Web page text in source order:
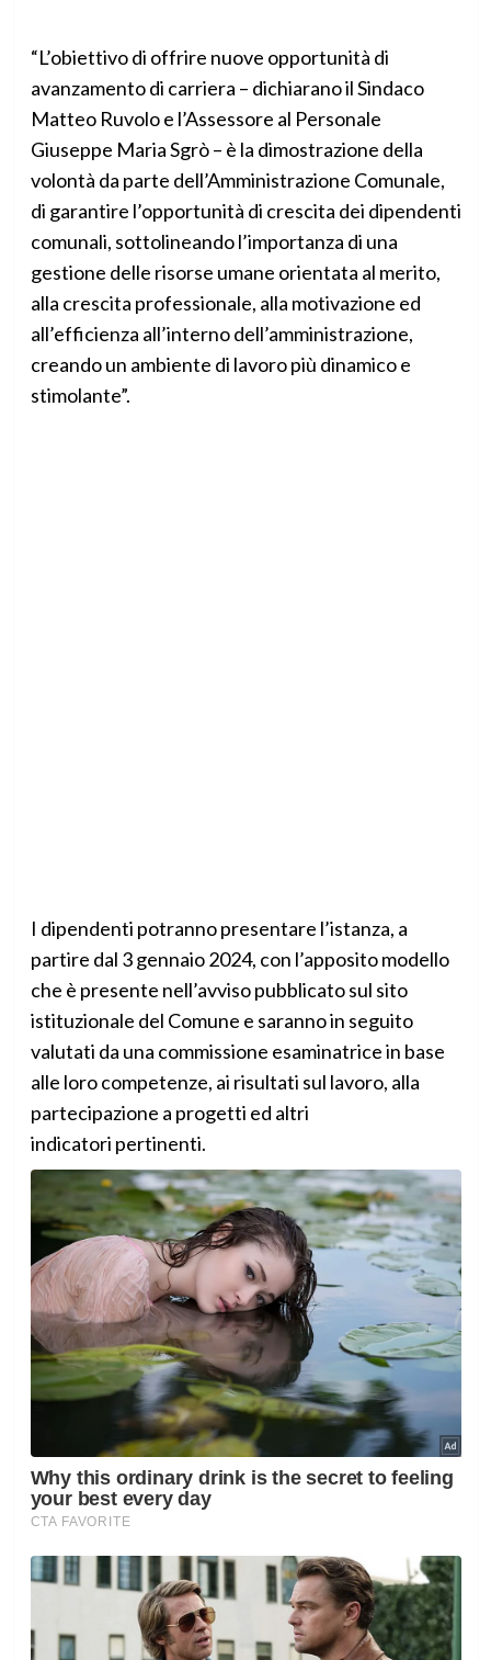
“L’obiettivo di offrire nuove opportunità di
avanzamento di carriera – dichiarano il Sindaco
Matteo Ruvolo e l’Assessore al Personale
Giuseppe Maria Sgrò – è la dimostrazione della
volontà da parte dell’Amministrazione Comunale,
di garantire l’opportunità di crescita dei dipendenti
comunali, sottolineando l’importanza di una
gestione delle risorse umane orientata al merito,
alla crescita professionale, alla motivazione ed
all’efficienza all’interno dell’amministrazione,
creando un ambiente di lavoro più dinamico e
stimolante”.
I dipendenti potranno presentare l’istanza, a
partire dal 3 gennaio 2024, con l’apposito modello
che è presente nell’avviso pubblicato sul sito
istituzionale del Comune e saranno in seguito
valutati da una commissione esaminatrice in base
alle loro competenze, ai risultati sul lavoro, alla
partecipazione a progetti ed altri
indicatori pertinenti.